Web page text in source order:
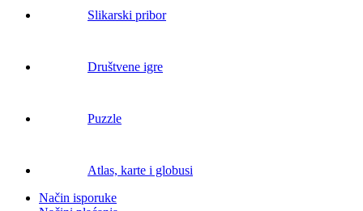
Slikarski pribor
Društvene igre
Puzzle
Atlas, karte i globusi
Način isporuke